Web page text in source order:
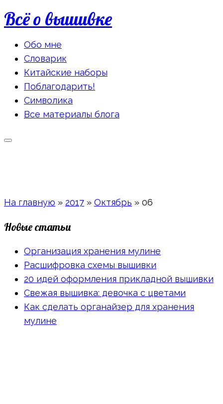
Всё о вышивке
Обо мне
Словарик
Китайские наборы
Поблагодарить!
Символика
Все материалы блога
На главную » 2017 » Октябрь » 06
Новые статьи
Организация хранения мулине
Расшифровка схемы вышивки
20 идей оформления прикладной вышивки
Свежая вышивка: девочка с цветами
Как сделать органайзер для хранения
мулине